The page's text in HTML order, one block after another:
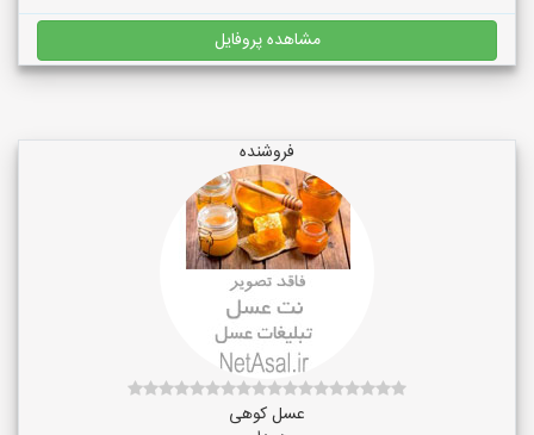
مشاهده پروفایل
فروشنده
عسل کوهی